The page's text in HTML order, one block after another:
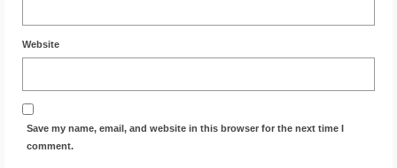
Website
Save my name, email, and website in this browser for the next time I
comment.